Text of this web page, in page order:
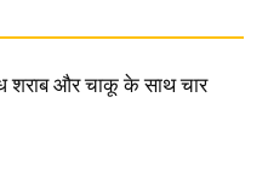
शराब और चाकू के साथ चार